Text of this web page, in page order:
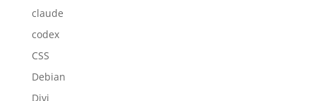
claude
codex
CSS
Debian
Divi